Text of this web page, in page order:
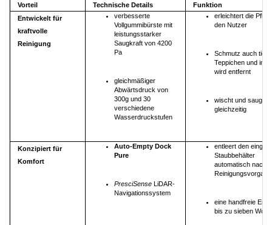
Vorteil Technische Details
Funktion
Entwickelt für
kraftvolle
Reinigung
verbesserte
Vollgummibürste mit
leistungsstarker
Saugkraft von 4200
Pa
gleichmäßiger
Abwärtsdruck von
300g und 30
verschiedene
Wasserdruckstufen
erleichtert die
den Nutzer
Schmutz auch tief
Teppichen und in
wird entfernt
wischt und saugt
gleichzeitig
Konzipiert für
Komfort
Auto-Empty Dock
Pure
PresciSense LiDAR-
Navigationssystem
entleert den
Staubbehälter
automatisch nach
Reinigungsvorgang
eine handfreie
bis zu sieben